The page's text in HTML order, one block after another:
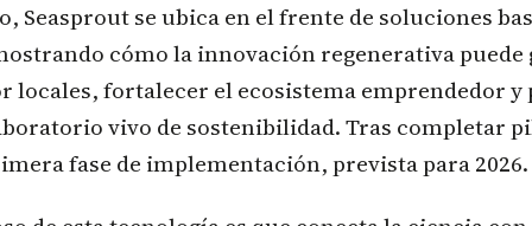
Seasprout se ubica en el frente de soluciones
cómo la innovación regenerativa puede
locales, fortalecer el ecosistema emprendedor
vivo de sostenibilidad. Tras completar
fase de implementación, prevista para 2026.